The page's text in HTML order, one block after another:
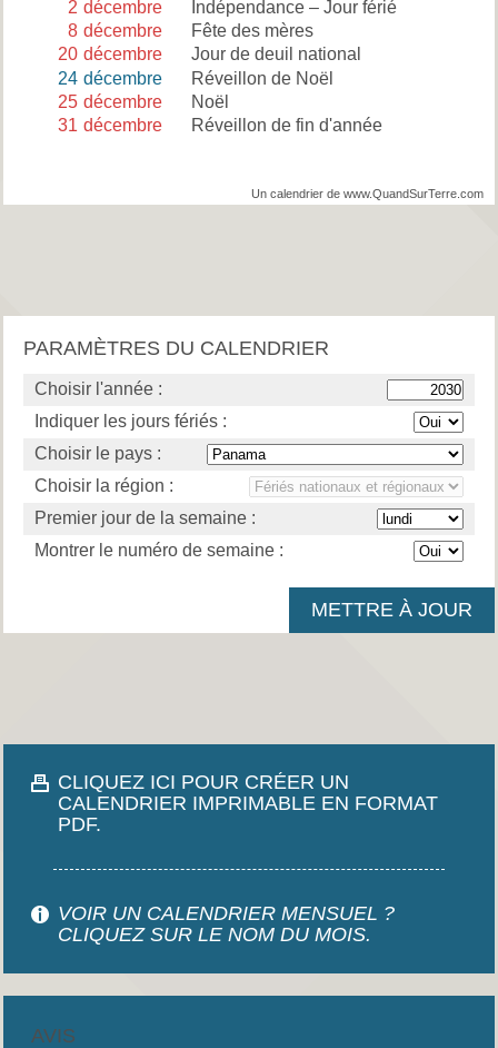
2 décembre
Indépendance – Jour férié
8 décembre
Fête des mères
20 décembre
Jour de deuil national
24 décembre
Réveillon de Noël
25 décembre
Noël
31 décembre Réveillon de fin d'année
Un calendrier de www.QuandSurTerre.com
PARAMÈTRES DU CALENDRIER
Choisir l'année :
Indiquer les jours fériés :
Choisir le pays :
Choisir la région :
Premier jour de la semaine :
Montrer le numéro de semaine :
CLIQUEZ ICI POUR CRÉER UN
CALENDRIER IMPRIMABLE EN FORMAT
PDF.
VOIR UN CALENDRIER MENSUEL ?
CLIQUEZ SUR LE NOM DU MOIS.
AVIS